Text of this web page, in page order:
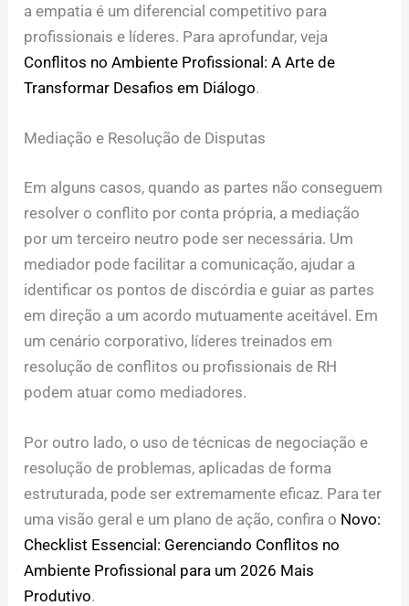
a empatia é um diferencial competitivo para
profissionais e líderes. Para aprofundar, veja
Conflitos no Ambiente Profissional: A Arte de
Transformar Desafios em Diálogo.
Mediação e Resolução de Disputas
Em alguns casos, quando as partes não conseguem
resolver o conflito por conta própria, a mediação
por um terceiro neutro pode ser necessária. Um
mediador pode facilitar a comunicação, ajudar a
identificar os pontos de discórdia e guiar as partes
em direção a um acordo mutuamente aceitável. Em
um cenário corporativo, líderes treinados em
resolução de conflitos ou profissionais de RH
podem atuar como mediadores.
Por outro lado, o uso de técnicas de negociação e
resolução de problemas, aplicadas de forma
estruturada, pode ser extremamente eficaz. Para ter
uma visão geral e um plano de ação, confira o Novo:
Checklist Essencial: Gerenciando Conflitos no
Ambiente Profissional para um 2026 Mais
Produtivo.